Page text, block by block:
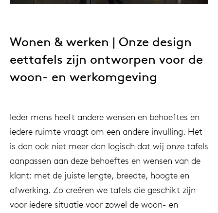
Wonen & werken | Onze design
eettafels zijn ontworpen voor de
woon- en werkomgeving
Ieder mens heeft andere wensen en behoeftes en
iedere ruimte vraagt om een andere invulling. Het
is dan ook niet meer dan logisch dat wij onze tafels
aanpassen aan deze behoeftes en wensen van de
klant: met de juiste lengte, breedte, hoogte en
afwerking. Zo creëren we tafels die geschikt zijn
voor iedere situatie voor zowel de woon- en